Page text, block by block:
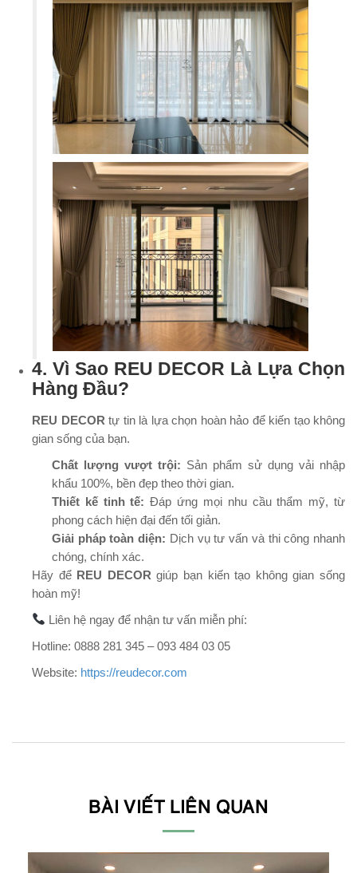
4. Vì Sao REU DECOR Là Lựa Chọn
Hàng Đầu?
REU DECOR tự tin là lựa chọn hoàn hảo để kiến tạo không
gian sống của bạn.
Chất lượng vượt trội: Sản phẩm sử dụng vải nhập
khẩu 100%, bền đẹp theo thời gian.
Thiết kế tinh tế: Đáp ứng mọi nhu cầu thẩm mỹ, từ
phong cách hiện đại đến tối giản.
Giải pháp toàn diện: Dịch vụ tư vấn và thi công nhanh
chóng, chính xác.
Hãy để REU DECOR giúp bạn kiến tạo không gian sống
hoàn mỹ!
Liên hệ ngay để nhận tư vấn miễn phí:
Hotline: 0888 281 345 – 093 484 03 05
Website: https://reudecor.com
BÀI VIẾT LIÊN QUAN